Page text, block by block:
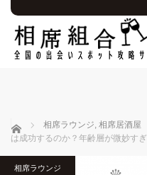
ホーム 相席ラウンジ, 相席居酒屋
は成功するのか？年齢層が微妙す
相席ラウンジ